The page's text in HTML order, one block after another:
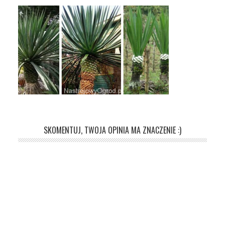
SKOMENTUJ, TWOJA OPINIA MA ZNACZENIE :)